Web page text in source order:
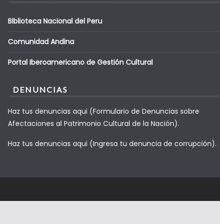
Biblioteca Nacional del Peru
Comunidad Andina
Portal Iberoamericano de Gestión Cultural
DENUNCIAS
Haz tus denuncias aqui (Formulario de Denuncias sobre
Afectaciones al Patrimonio Cultural de la Nación).
Haz tus denuncias aqui (Ingresa tu denuncia de corrupción).